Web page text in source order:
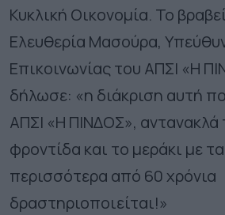
Κυκλική Οικονομία. Το
Ελευθερία Μασούρα,
Επικοινωνίας του ΑΠΣΙ «Η
δήλωσε: «η διάκριση αυτή
ΑΠΣΙ «Η ΠΙΝΔΟΣ», αντανακλά
φροντίδα και το μεράκι με
περισσότερα από 60 χρόνια
δραστηριοποιείται!»